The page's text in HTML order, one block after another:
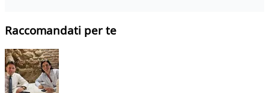
Raccomandati per te